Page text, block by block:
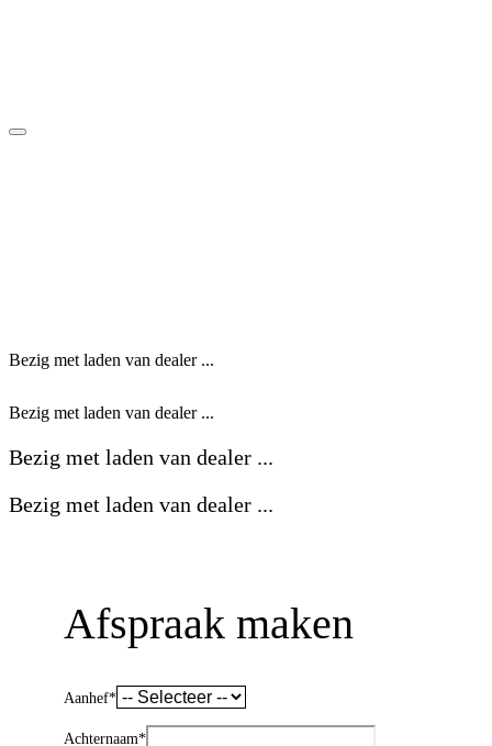
Bezig met laden van dealer ...
Bezig met laden van dealer ...
Bezig met laden van dealer ...
Bezig met laden van dealer ...
Afspraak maken
Aanhef*
Achternaam*